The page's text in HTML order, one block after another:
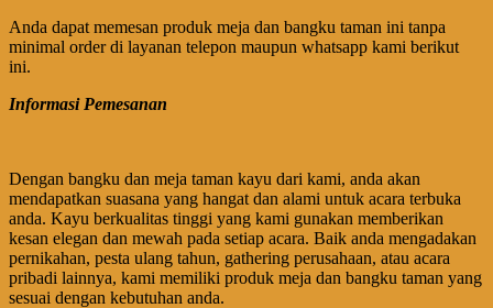
Anda dapat memesan produk meja dan bangku taman ini tanpa
minimal order di layanan telepon maupun whatsapp kami berikut
ini.
Informasi Pemesanan
Dengan bangku dan meja taman kayu dari kami, anda akan
mendapatkan suasana yang hangat dan alami untuk acara terbuka
anda. Kayu berkualitas tinggi yang kami gunakan memberikan
kesan elegan dan mewah pada setiap acara. Baik anda mengadakan
pernikahan, pesta ulang tahun, gathering perusahaan, atau acara
pribadi lainnya, kami memiliki produk meja dan bangku taman yang
sesuai dengan kebutuhan anda.